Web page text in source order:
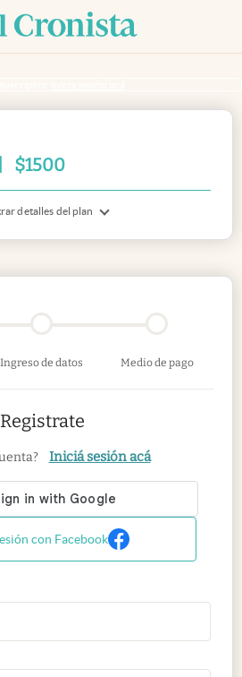
$1500
detalles del plan
Ingreso de datos Medio de pago
Registrate
Iniciá sesión acá
con Facebook